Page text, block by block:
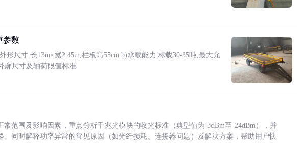
参数
形尺寸:长13m×宽2.45m,栏板高55cm b)承载能力:标载30-35吨,最大允
廓尺寸及轴荷限值标准
范围及影响因素，重点分析千兆光模块的收光标准（典型值为-3dBm至-24dBm），并
。同时解释功率异常的常见原因（如光纤损耗、连接器问题）及解决方案，帮助用户快